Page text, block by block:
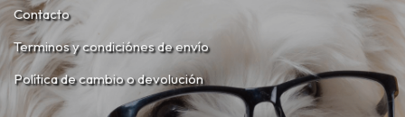
Contacto
Terminos y condiciónes de envío
Política de cambio o devolución